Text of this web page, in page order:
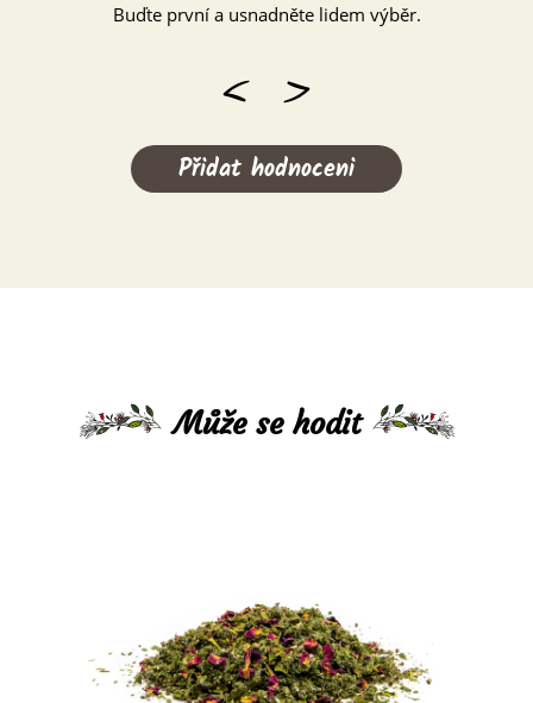
Buďte první a usnadněte lidem výběr.
Přidat hodnoceni
Může se hodit